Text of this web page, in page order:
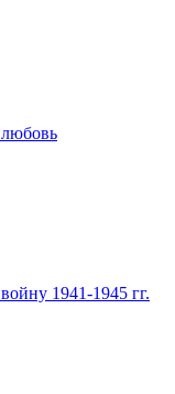
1941-1945 гг.